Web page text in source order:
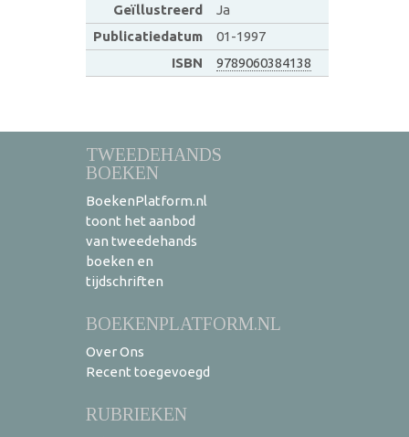
Geïllustreerd
Ja
Publicatiedatum
01-1997
ISBN
9789060384138
TWEEDEHANDS
BOEKEN
BoekenPlatform.nl
toont het aanbod
van tweedehands
boeken en
tijdschriften
BOEKENPLATFORM.NL
Over Ons
Recent toegevoegd
RUBRIEKEN